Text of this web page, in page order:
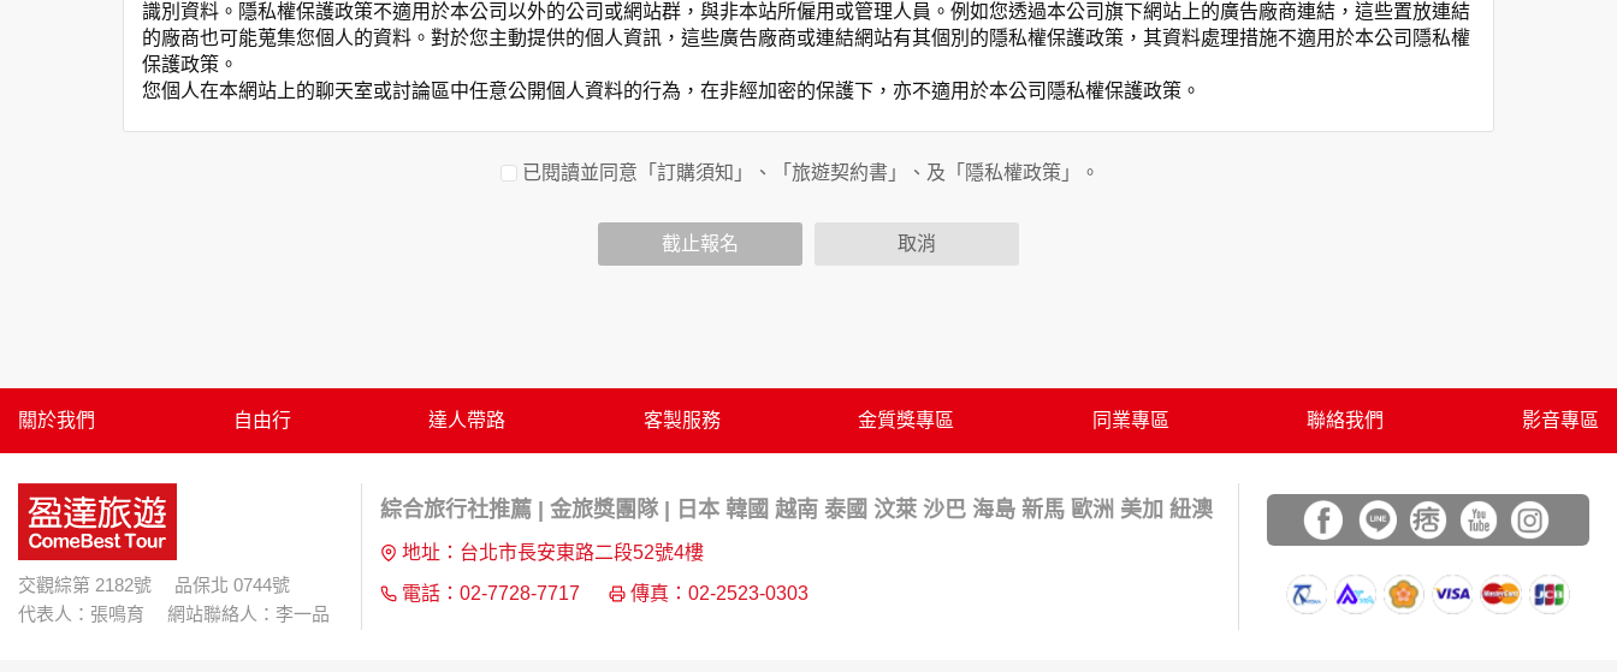
識別資料。隱私權保護政策不適用於本公司以外的公司或網站群，與非本站所僱用或管理人員。例如您透過本公司旗下網站上的廣告廠商連結，這些置放連結
的廠商也可能蒐集您個人的資料。對於您主動提供的個人資訊，這些廣告廠商或連結網站有其個別的隱私權保護政策，其資料處理措施不適用於本公司隱私權
保護政策。
您個人在本網站上的聊天室或討論區中任意公開個人資料的行為，在非經加密的保護下，亦不適用於本公司隱私權保護政策。
為了在本網站提供您最佳的互動性服務，可能會請您提供相關個人的資料，其範圍如下：
於一般瀏覽時，伺服器會自行記錄相關行徑，包括您使用連線設備的 IP 位址、使用時間、使用的瀏覽器、瀏覽及點選資料記錄等，做為我們增進網站服務的
當客戶在本網站註冊時，我們會取得您的姓名、電話、住址、身份證字號、電子郵件、出生日期、性別、行業等相關資料，當您註冊成功，並登入使用我們的
服務後，我們即取得您的資料。註冊時，本網站取得您的姓名、電話、住址、身份證字號、電子郵件、出生日期、性別、行業等相關資料，當您註冊成功，並
錄等。本網站會對個別連線者的瀏覽器予以標示，歸納使用者瀏覽器在本網站內部所瀏覽的網頁，除非您願意告知您的個人資料，否則本網站不會也無法將此
項記錄和您對應。請您注意，在本網站網刊登廣告之廠商，或與連結本網站，也可能蒐集您個人的資料。對於您主動提供的個人資訊，這些廣告廠商、或連結
網站有其個別的私權保護政策，其資料處理措施不適用本網站隱私權保護政策，本公司不負任何連帶責任。
郵件上提供您能隨時停止接收這些資料或電子郵件的方法及說明。
已閱讀並同意「訂購須知」、「旅遊契約書」、及「隱私權政策」。
截止報名 取消
關於我們 自由行 達人帶路 客製服務 金質獎專區 同業專區 聯絡我們 影音專區
交觀綜第 2182號 品保北 0744號
代表人：張鳴育 網站聯絡人：李一品
綜合旅行社推薦 | 金旅獎團隊 | 日本 韓國 越南 泰國 汶萊 沙巴 海島 新馬 歐洲 美加 紐澳
地址：台北市長安東路二段52號4樓
電話：02-7728-7717
傳真：02-2523-0303